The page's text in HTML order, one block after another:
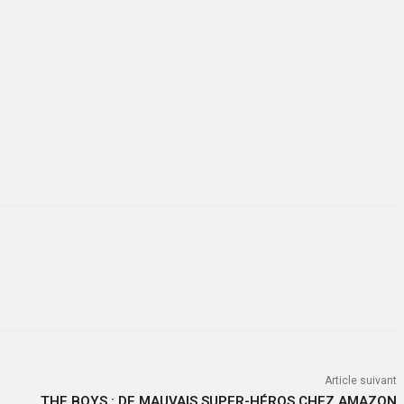
Article suivant